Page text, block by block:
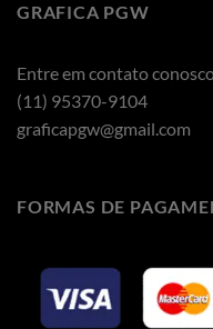
GRAFICA PGW
Entre em contato
(11) 95370-9104
graficapgw@gmail.com
FORMAS DE